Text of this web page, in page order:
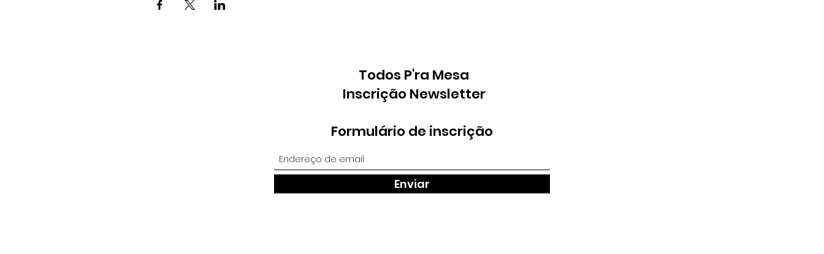
Todos P'ra Mesa
Inscrição Newsletter
Formulário de inscrição
Enviar